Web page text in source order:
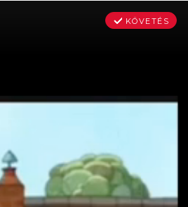
KÖVETÉS